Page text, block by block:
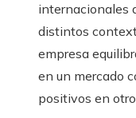
internacionales
distintos
empresa
en un mercado
positivos en